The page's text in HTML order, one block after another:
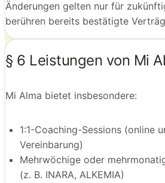
Änderungen gelten nur für
berühren bereits bestätigte
§ 6 Leistungen von Mi
Mi Alma bietet insbesondere:
1:1-Coaching-Sessions (online
Vereinbarung)
Mehrwöchige oder
(z. B. INARA, ALKEMIA)